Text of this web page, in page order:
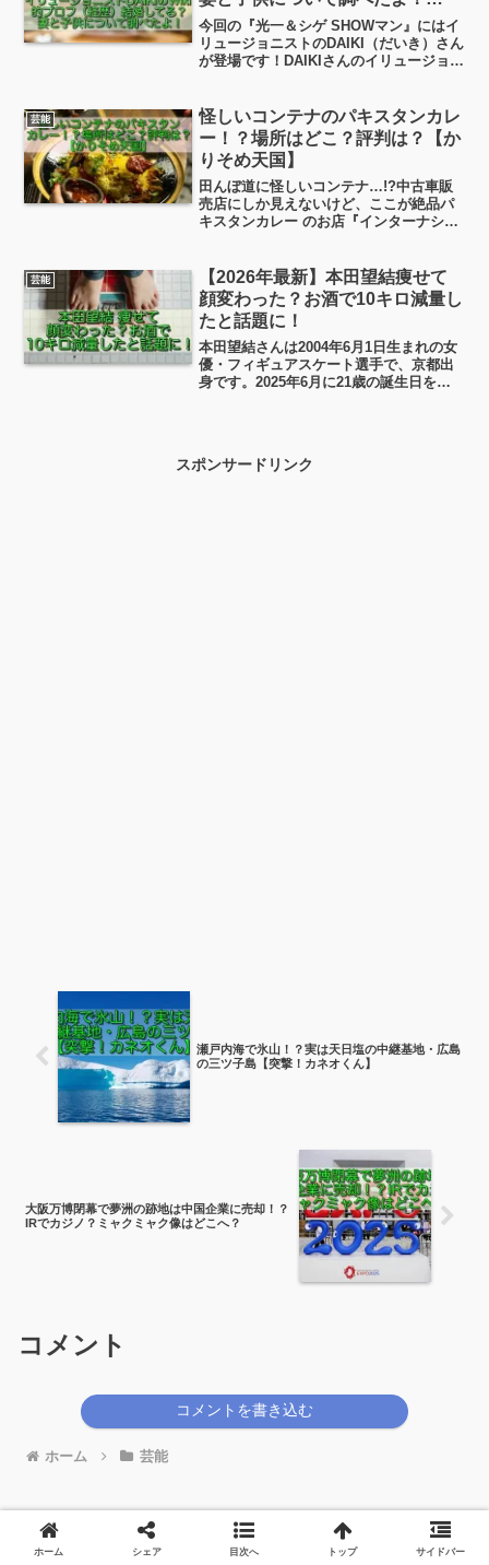
【SHOWマン】
今回の『光一＆シゲ SHOWマン』にはイ
リュージョニストのDAIKI（だいき）さん
が登場です！DAIKIさんのイリュージョン
たらDAIKIさんに変わっていたりして、も
う...
芸能
怪しいコンテナのパキスタンカレ
ー！？場所はどこ？評判は？【か
りそめ天国】
田んぼ道に怪しいコンテナ…!?中古車販
売店にしか見えないけど、ここが絶品パ
キスタンカレー のお店『インターナショ
販売店というか、中古車解体ヤードと
か、言い方悪いですが、盗...
芸能
【2026年最新】本田望結痩せて
顔変わった？お酒で10キロ減量し
たと話題に！
本田望結さんは2004年6月1日生まれの女
優・フィギュアスケート選手で、京都出
身です。2025年6月に21歳の誕生日を迎
れる真相についてまとめます！
スポンサードリンク
瀬戸内海で氷山！？実は天日塩の中継基地・広島
の三ツ子島【突撃！カネオくん】
大阪万博閉幕で夢洲の跡地は中国企業に売却！？
IRでカジノ？ミャクミャク像はどこへ？
コメント
コメントを書き込む
ホーム 芸能
ホーム シェア 目次へ トップ サイドバー